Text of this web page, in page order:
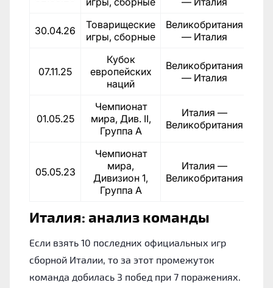
30.04.26
Товарищеские
игры, сборные
Великобритания
— Италия
07.11.25
Кубок
европейских
наций
Великобритания
— Италия
01.05.25
Чемпионат
мира, Див. II,
Группа A
Италия —
Великобритания
05.05.23
Чемпионат
мира,
Дивизион 1,
Группа A
Италия —
Великобритания
Италия: анализ команды
Если взять 10 последних официальных игр
сборной Италии, то за этот промежуток
команда добилась 3 побед при 7 поражениях.